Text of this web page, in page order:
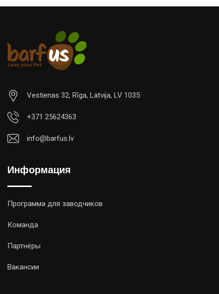
Vestienas 32, Rīga, Latvija, LV 1035
+371 25624363
info@barfus.lv
Информация
Программа для заводчиков
Команда
Партнёры
Вакансии